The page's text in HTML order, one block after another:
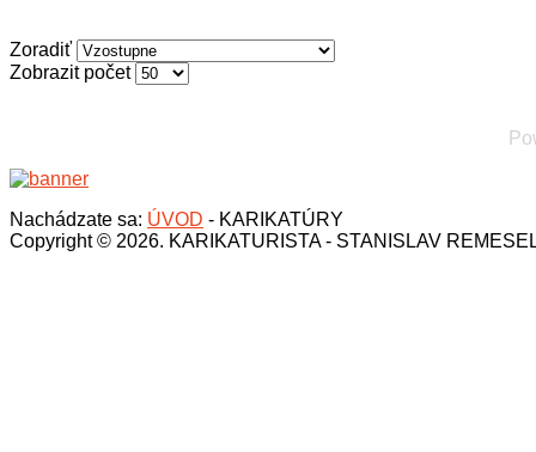
Zoradiť
Zobrazit počet
Nachádzate sa: ÚVOD - KARIKATÚRY
Copyright © 2026. KARIKATURISTA - STANISLAV